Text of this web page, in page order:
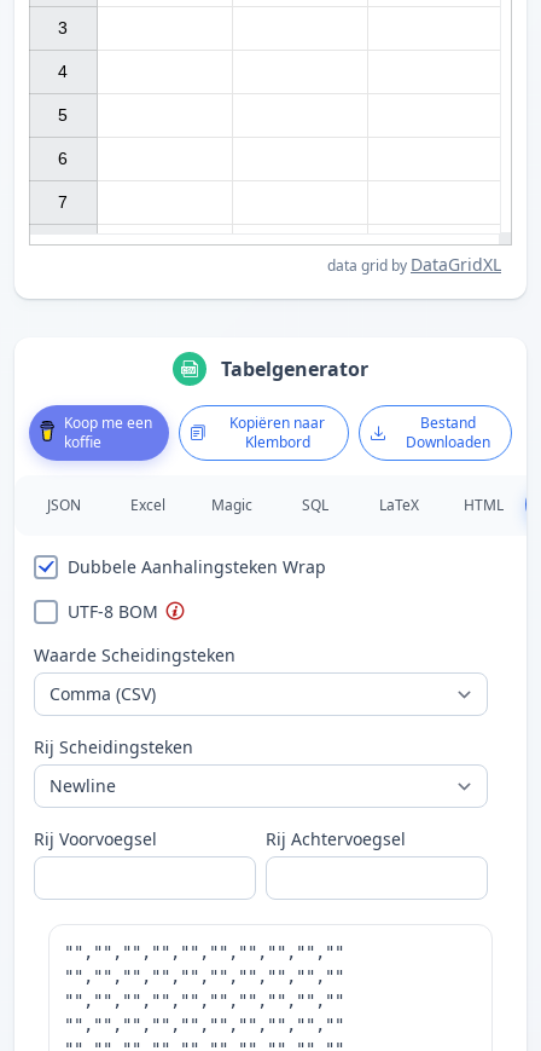
3
4
5
6
7
data grid by DataGridXL
Tabelgenerator
Koop me een
koffie
Kopiëren naar
Klembord
Bestand
Downloaden
JSON Excel Magic SQL LaTeX HTML
Dubbele Aanhalingsteken Wrap
UTF-8 BOM
Waarde Scheidingsteken
Rij Scheidingsteken
Rij Voorvoegsel Rij Achtervoegsel